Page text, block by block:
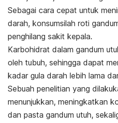
Sebagai cara cepat untuk
darah, konsumsilah roti
penghilang sakit kepala.
Karbohidrat dalam gandum
oleh tubuh, sehingga dapat
kadar gula darah lebih lama
Sebuah penelitian yang
menunjukkan, meningkatkan
dan pasta gandum utuh,